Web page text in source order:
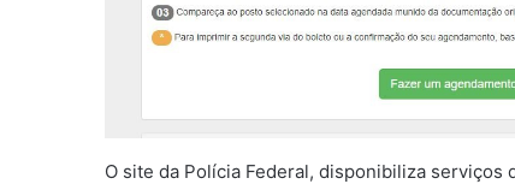
O site da Polícia Federal, disponibiliza serviços